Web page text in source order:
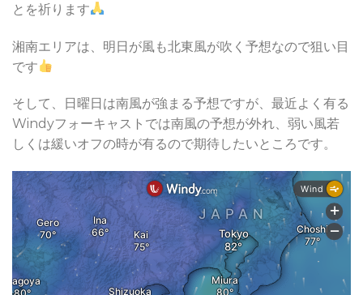
とを祈ります
湘南エリアは、明日が風も北東風が吹く予想なので狙い目
です
そして、日曜日は南風が強まる予想ですが、最近よく有る
Windyフォーキャストでは南風の予想が外れ、弱い風若
しくは緩いオフの時が有るので期待したいところです。